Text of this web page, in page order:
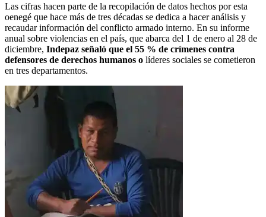
Las cifras hacen parte de la recopilación de datos hechos por esta
oenegé que hace más de tres décadas se dedica a hacer análisis y
recaudar información del conflicto armado interno. En su informe
anual sobre violencias en el país, que abarca del 1 de enero al 28 de
diciembre, Indepaz señaló que el 55 % de crímenes contra
defensores de derechos humanos o líderes sociales se cometieron
en tres departamentos.